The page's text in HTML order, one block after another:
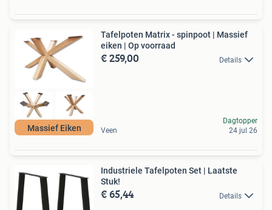
Massief Eiken
Tafelpoten Matrix - spinpoot | Massief
eiken | Op voorraad
€ 259,00 Details
Veen
Dagtopper
24 jul 26
Industriele Tafelpoten Set | Laatste
Stuk!
€ 65,44 Details